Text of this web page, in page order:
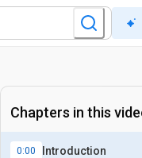
Chapters in this
0:00 Introduction